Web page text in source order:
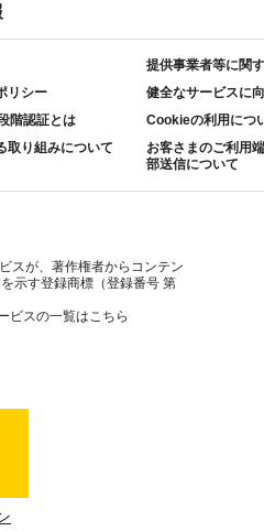
提供事業者等に関
リシー
健全なサービスに
階認証とは
Cookieの利用につ
取り組みについて
お客さまのご利用
部送信について
スが、著作権者からコンテン
示す登録商標（登録番号 第
ビスの一覧はこちら